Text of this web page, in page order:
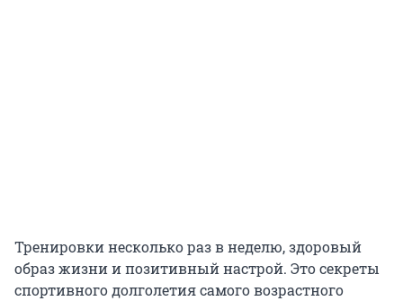
Тренировки несколько раз в неделю, здоровый
образ жизни и позитивный настрой. Это секреты
спортивного долголетия самого возрастного